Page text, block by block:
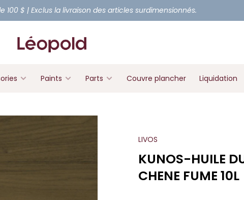
100 $ | Exclus la livraison des articles surdimensionnés.
Paints Parts Couvre plancher Liquidation
LIVOS
KUNOS-HUILE
CHENE FUME 10L